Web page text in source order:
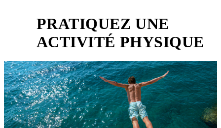
PRATIQUEZ UNE
ACTIVITÉ PHYSIQUE